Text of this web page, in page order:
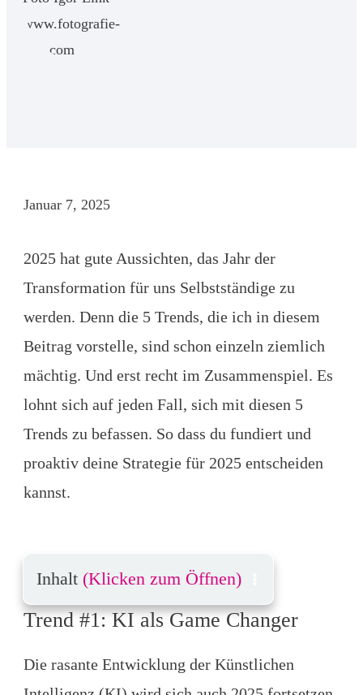
Januar 7, 2025
2025 hat gute Aussichten, das Jahr der
Transformation für uns Selbstständige zu
werden. Denn die 5 Trends, die ich in diesem
Beitrag vorstelle, sind schon einzeln ziemlich
mächtig. Und erst recht im Zusammenspiel. Es
lohnt sich auf jeden Fall, sich mit diesen 5
Trends zu befassen. So dass du fundiert und
proaktiv deine Strategie für 2025 entscheiden
kannst.
Inhalt (Klicken zum Öffnen)
Trend #1: KI als Game Changer
Die rasante Entwicklung der Künstlichen